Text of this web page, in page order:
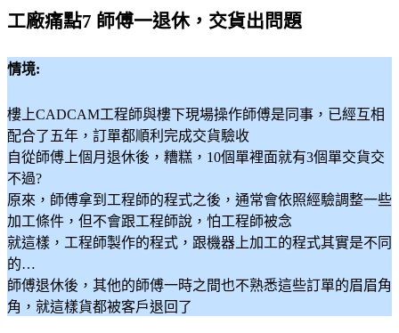
工廠痛點7 師傅一退休，交貨出問題
情境:
樓上CADCAM工程師與樓下現場操作師傅是同事，已經互相
配合了五年，訂單都順利完成交貨驗收
自從師傅上個月退休後，糟糕，10個單裡面就有3個單交貨交
不過?
原來，師傅拿到工程師的程式之後，通常會依照經驗調整一些
加工條件，但不會跟工程師說，怕工程師被念
就這樣，工程師製作的程式，跟機器上加工的程式其實是不同
的…
師傅退休後，其他的師傅一時之間也不熟悉這些訂單的眉眉角
角，就這樣貨都被客戶退回了